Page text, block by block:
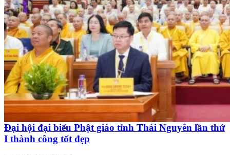
Đại hội đại biểu Phật giáo tỉnh Thái Nguyên lần thứ
I thành công tốt đẹp